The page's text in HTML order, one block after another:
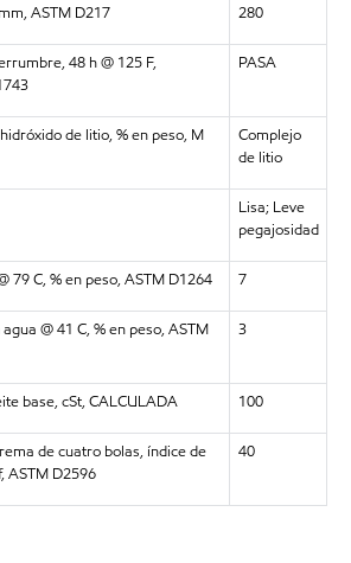
ASTM D217 280
48 h @ 125 F,
PASA
de litio, % en peso, M
Complejo
de litio
Lisa; Leve
pegajosidad
79 C, % en peso, ASTM D1264 7
@ 41 C, % en peso, ASTM
3
base, cSt, CALCULADA 100
de cuatro bolas, índice de
ASTM D2596
40